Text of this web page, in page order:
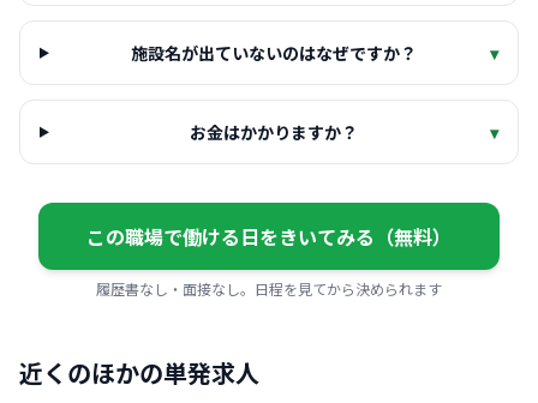
施設名が出ていないのはなぜですか？ ▾
お金はかかりますか？ ▾
この職場で働ける日をきいてみる（無料）
履歴書なし・面接なし。日程を見てから決められます
近くのほかの単発求人